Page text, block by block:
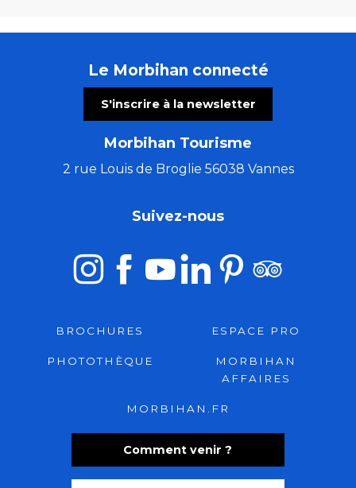
Le Morbihan connecté
S'inscrire à la newsletter
Morbihan Tourisme
2 rue Louis de Broglie 56038 Vannes
Comment venir ?
Suivez-nous
BROCHURES ESPACE PRO
PHOTOTHÈQUE
MORBIHAN
AFFAIRES
MORBIHAN.FR